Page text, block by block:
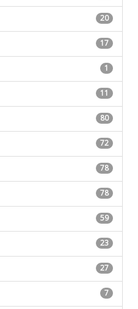
20
17
1
11
80
72
78
78
59
23
27
7